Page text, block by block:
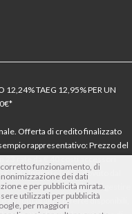
12,24% TAEG 12,95% PER UN
Offerta di credito finalizzato
rappresentativo: Prezzo del
23 rate da € 40 costi accessori
800. Importo totale dovuto dal
rata a 90 giorni. Al fine di gestire
eventuali altre offerte disponibili,
funzionamento, di
dei dati
e per pubblicità mirata.
utilizzati per pubblicità
per maggiori